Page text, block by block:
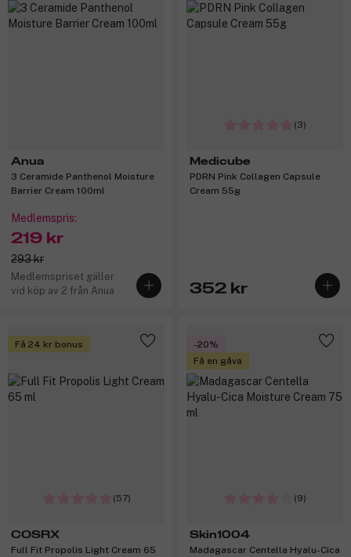
Anua
3 Ceramide Panthenol Moisture
Barrier Cream 100ml
Medlemspris:
219 kr
293 kr
Medlemspriset gäller
vid köp av 2 från Anua
(3)
Medicube
PDRN Pink Collagen Capsule
Cream 55g
352 kr
Få 24 kr bonus
(57)
COSRX
Full Fit Propolis Light Cream 65
-20%
Få en gåva
(9)
Skin1004
Madagascar Centella Hyalu-Cica